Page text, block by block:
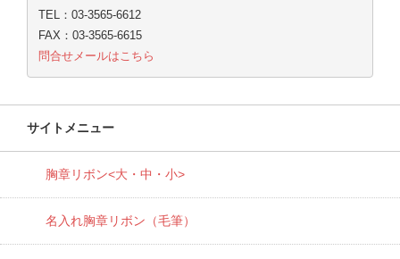
TEL：03-3565-6612
FAX：03-3565-6615
問合せメールはこちら
サイトメニュー
胸章リボン<大・中・小>
名入れ胸章リボン（毛筆）